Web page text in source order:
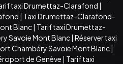
taxi Drumettaz-Clarafond |
| Taxi Drumettaz-Clarafond-
Blanc| Tarif taxi Drumettaz-
Savoie Mont Blanc| Réserver taxi
Chambéry Savoie Mont Blanc|
de Genève | Tarif taxi